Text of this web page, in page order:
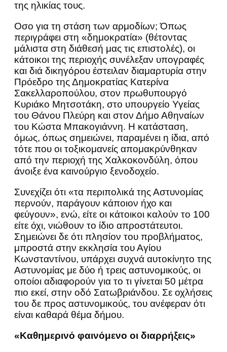
της ηλικίας τους.
Οσο για τη στάση των αρμοδίων; Όπως
περιγράφει στη «δημοκρατία» (θέτοντας
μάλιστα στη διάθεσή μας τις επιστολές), οι
κάτοικοι της περιοχής συνέλεξαν υπογραφές
και διά δικηγόρου έστειλαν διαμαρτυρία στην
Πρόεδρο της Δημοκρατίας Κατερίνα
Σακελλαροπούλου, στον πρωθυπουργό
Κυριάκο Μητσοτάκη, στο υπουργείο Υγείας
του Θάνου Πλεύρη και στον Δήμο Αθηναίων
του Κώστα Μπακογιάννη. Η κατάσταση,
όμως, όπως σημειώνει, παραμένει η ίδια, από
τότε που οι τοξικομανείς απομακρύνθηκαν
από την περιοχή της Χαλκοκονδύλη, όπου
άνοιξε ένα καινούργιο ξενοδοχείο.
Συνεχίζει ότι «τα περιπολικά της Αστυνομίας
περνούν, παράγουν κάποιον ήχο και
φεύγουν», ενώ, είτε οι κάτοικοι καλούν το 100
είτε όχι, νιώθουν το ίδιο απροστάτευτοι.
Σημειώνει δε ότι πλησίον του προβλήματος,
μπροστά στην εκκλησία του Αγίου
Κωνσταντίνου, υπάρχει συχνά αυτοκίνητο της
Αστυνομίας με δύο ή τρεις αστυνομικούς, οι
οποίοι αδιαφορούν για το τι γίνεται 50 μέτρα
πιο εκεί, στην οδό Σατωβριάνδου. Σε οχλήσεις
του δε προς αστυνομικούς, του ανέφεραν ότι
είναι καθαρά θέμα δήμου.
«Καθημερινό φαινόμενο οι διαρρήξεις»